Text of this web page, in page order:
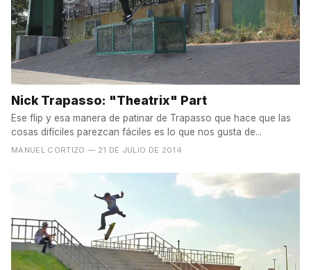
Nick Trapasso: "Theatrix" Part
Ese flip y esa manera de patinar de Trapasso que hace que las
cosas difíciles parezcan fáciles es lo que nos gusta de...
MANUEL CORTIZO — 21 DE JULIO DE 2014